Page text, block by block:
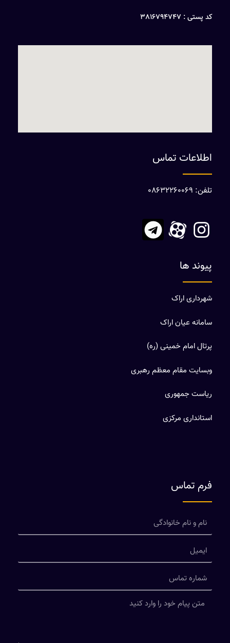
کد پستی : 3816794747
اطلاعات تماس
تلفن: 08632260069
پیوند ها
شهرداری اراک
سامانه عیان اراک
پرتال امام خمینی (ره)
وبسایت مقام معظم رهبری
ریاست جمهوری
استانداری مرکزی
فرم تماس